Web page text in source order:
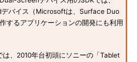
バイス（Microsoftは、Surface Duo
するアプリケーションの開発にも利用
、2010年台初頭にソニーの「Tablet